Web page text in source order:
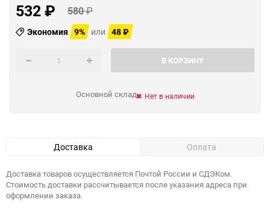
532₽ 580₽
Экономия 9% или 48₽
В КОРЗИНУ
Основной склад Нет в наличии
Доставка Оплата
Доставка товаров осуществляется Почтой России и СДЭКом.
Стоимость доставки рассчитывается после указания адреса при
оформлении заказа.